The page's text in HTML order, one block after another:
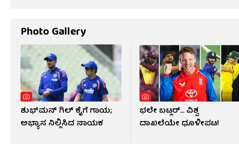
Photo Gallery
ಶುಭ್​ಮನ್ ಗಿಲ್ ಕೈಗೆ ಗಾಯ;
ಅಭ್ಯಾಸ ನಿಲ್ಲಿಸಿದ ನಾಯಕ
ಭಲೇ ಬಟ್ಲರ್... ವಿಶ್ವ
ದಾಖಲೆಯೇ ಧೂಳೀಪಟ!